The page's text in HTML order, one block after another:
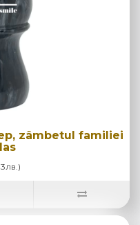
zâmbetul familiei